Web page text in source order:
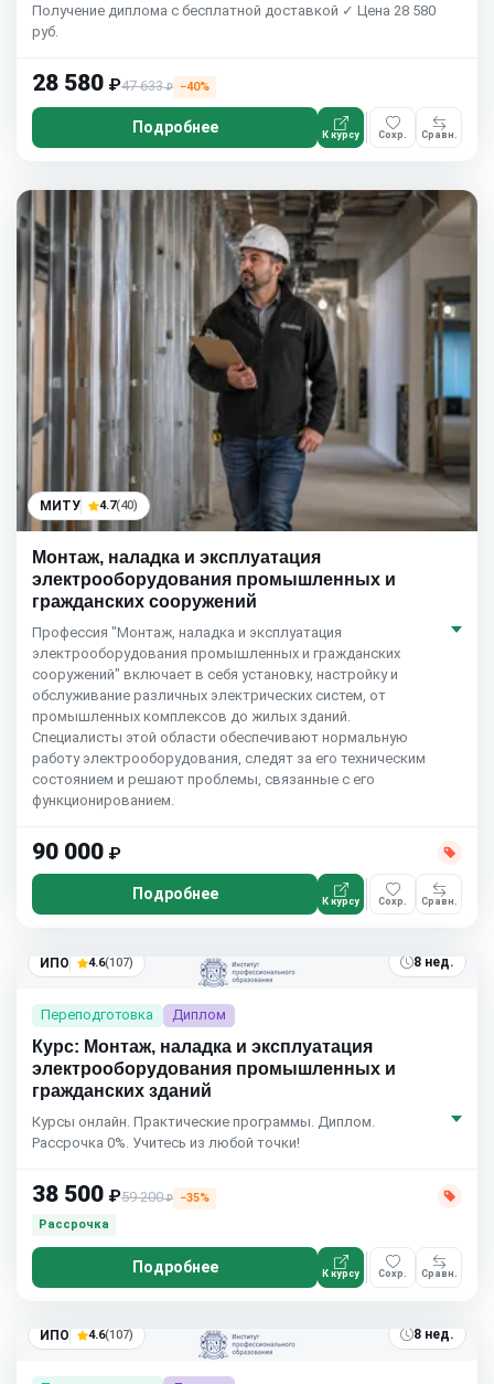
Получение диплома с бесплатной доставкой ✓ Цена 28 580
руб.
28 580 ₽47 633₽ −40%
Подробнее К курсу Сохр. Сравн.
МИТУ 4.7(40)
Монтаж, наладка и эксплуатация
электрооборудования промышленных и
гражданских сооружений
Профессия "Монтаж, наладка и эксплуатация
электрооборудования промышленных и гражданских
сооружений" включает в себя установку, настройку и
обслуживание различных электрических систем, от
промышленных комплексов до жилых зданий.
Специалисты этой области обеспечивают нормальную
работу электрооборудования, следят за его техническим
состоянием и решают проблемы, связанные с его
функционированием.
90 000 ₽
Подробнее К курсу Сохр. Сравн.
ИПО 4.6(107) 8 нед.
Переподготовка Диплом
Курс: Монтаж, наладка и эксплуатация
электрооборудования промышленных и
гражданских зданий
Курсы онлайн. Практические программы. Диплом.
Рассрочка 0%. Учитесь из любой точки!
38 500 ₽59 200₽
−35%
Рассрочка
Подробнее К курсу Сохр. Сравн.
ИПО 4.6(107) 8 нед.